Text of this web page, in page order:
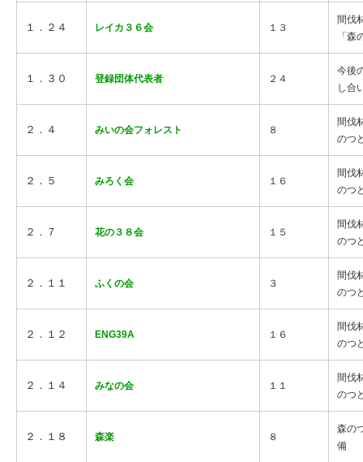
１．２４ レイカ３６会 １３
間伐
「森
１．３０ 登録団体代表者 ２４
今後
し合
２．４ みいの会フォレスト ８
間伐
のつ
２．５ みろく会 １６
間伐
のつ
２．７ 花の３８会 １５
間伐
のつ
２．１１ ふくの会 ３
間伐
のつ
２．１２ ENG39A １６
間伐
のつ
２．１４ みなの会 １１
間伐
のつ
２．１８ 森楽 ８
森の
備